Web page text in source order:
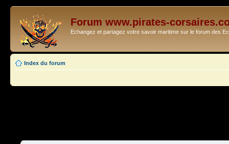
Forum www.pirates-
Echangez et partagez votre savoir maritime sur le forum des
Index du forum